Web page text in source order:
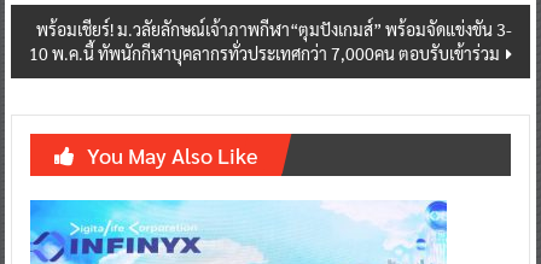
พร้อมเชียร์! ม.วลัยลักษณ์เจ้าภาพกีฬา“ตุมปังเกมส์” พร้อมจัดแข่งขัน 3-
10 พ.ค.นี้ ทัพนักกีฬาบุคลากรทั่วประเทศกว่า 7,000คน ตอบรับเข้าร่วม
You May Also Like